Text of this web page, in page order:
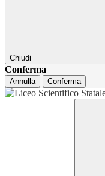
Chiudi
Conferma
Annulla Conferma